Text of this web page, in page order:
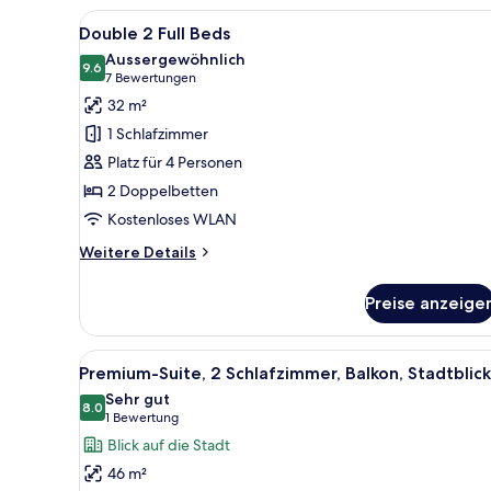
Tub
Alle
Fotos
für
Double
2
Full
Beds
anzeigen
Ein Hotelzimmer mit zwei
5
Double 2 Full Beds
9.69.6 von 10
Aussergewöhnlich
7 Bewertungen
(7
Bewertungen)
32 m²
1 Schlafzimmer
Platz für 4 Personen
2 Doppelbetten
Kostenloses WLAN
Weitere Details
Weitere
2
Full
Beds
Preise
Alle
Fotos
für
Premium-
Suite,
Ein Hotelzimmer mit großem
5
Premium-Suite, 2 Schlafzimmer, Balkon, Stadtblick
8.08.0 von 10
Sehr gut
1 Bewertung
(1
Bewertung)
Blick auf die Stadt
46 m²